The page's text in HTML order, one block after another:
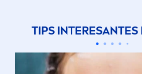
TIPS INTERESANTES